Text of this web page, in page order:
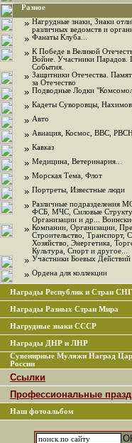
Разное
» Нагрудные знаки, Знаки
различных ведомств и
» Фанаты Клуба...
» К Победе в Великой
Войне. Участники Парадов.
События.
» Защитники Отечества.
за Отечество
» Подводные Лодки
» Кадеты Суворовцы,
» Авто
» Авиация, Космос, ВВС,
» Кавказ
» Медицина, Ветеринария...
» Морская Тема, Флот
» Портреты, Известные люди
» Различные подразделения
ФСБ, МЧС, Силовые
Организации и др...
» Компании, Организации,
Строительство, Транспорт,
Хозяйство, Энергетика,
Культура, Спорт и другое...
» Участники Боевых Действий
» Ордена для коллекции
Награды Республик и Стран СНГ
Награды Разных Стран Мира
Нагрудные знаки СССР
Награды ДНР и ЛНР
Сувенирные Муляжи Наград
России
Ссылки
Профессиональные
Наш фотоальбом